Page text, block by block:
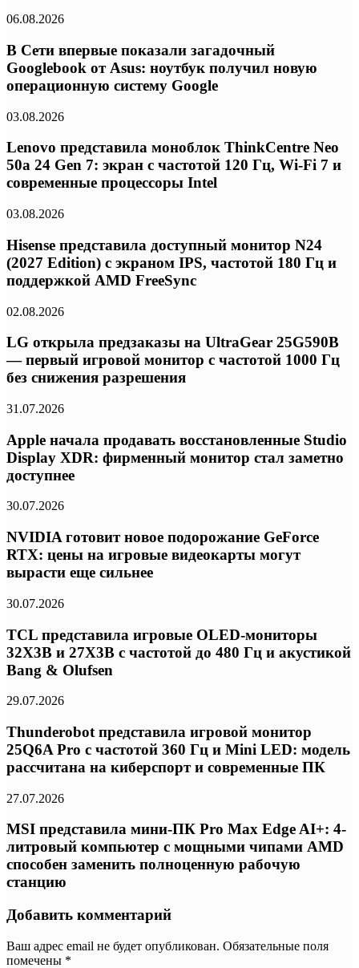
06.08.2026
В Сети впервые показали загадочный
Googlebook от Asus: ноутбук получил новую
операционную систему Google
03.08.2026
Lenovo представила моноблок ThinkCentre Neo
50a 24 Gen 7: экран с частотой 120 Гц, Wi-Fi 7 и
современные процессоры Intel
03.08.2026
Hisense представила доступный монитор N24
(2027 Edition) с экраном IPS, частотой 180 Гц и
поддержкой AMD FreeSync
02.08.2026
LG открыла предзаказы на UltraGear 25G590B
— первый игровой монитор с частотой 1000 Гц
без снижения разрешения
31.07.2026
Apple начала продавать восстановленные Studio
Display XDR: фирменный монитор стал заметно
доступнее
30.07.2026
NVIDIA готовит новое подорожание GeForce
RTX: цены на игровые видеокарты могут
вырасти еще сильнее
30.07.2026
TCL представила игровые OLED-мониторы
32X3B и 27X3B с частотой до 480 Гц и акустикой
Bang & Olufsen
29.07.2026
Thunderobot представила игровой монитор
25Q6A Pro с частотой 360 Гц и Mini LED: модель
рассчитана на киберспорт и современные ПК
27.07.2026
MSI представила мини-ПК Pro Max Edge AI+: 4-
литровый компьютер с мощными чипами AMD
способен заменить полноценную рабочую
станцию
Добавить комментарий
Ваш адрес email не будет опубликован. Обязательные поля
помечены *